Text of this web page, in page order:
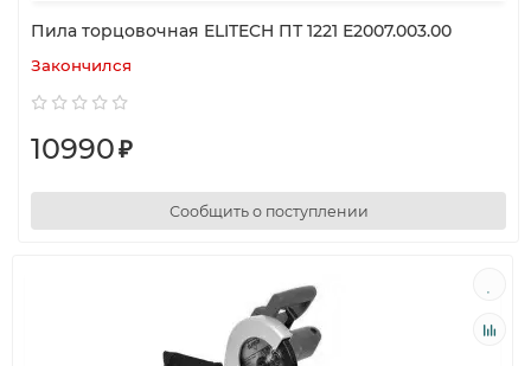
Пила торцовочная ELITECH ПТ 1221 Е2007.003.00
Закончился
10990₽
Сообщить о поступлении